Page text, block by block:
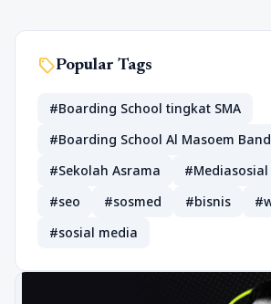
sellPopular Tags
#Boarding School tingkat SMA
#Boarding School Al Masoem
#Sekolah Asrama
#Mediasosial
#seo
#sosmed #bisnis
#sosial media